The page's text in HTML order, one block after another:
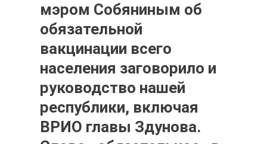
мэром Собяниным об
обязательной
вакцинации всего
населения заговорило и
руководство нашей
республики, включая
ВРИО главы Здунова.